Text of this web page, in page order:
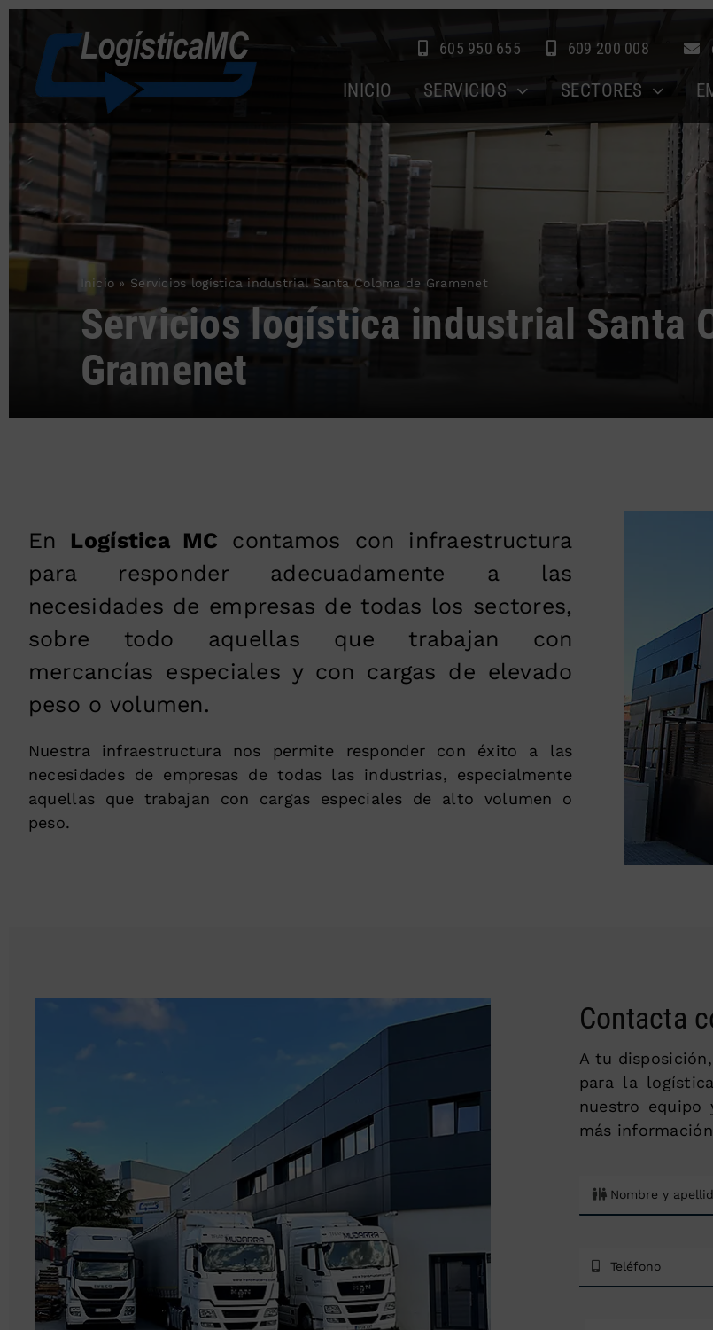
Saltar
contenido
605 950 655 609 200 008
INICIO SERVICIOS SECTORES
Inicio » Servicios logística industrial Santa Coloma de Gramenet
Servicios logística industrial Santa
Gramenet
En Logística MC contamos con infraestructura
para responder adecuadamente a las
necesidades de empresas de todas los sectores,
sobre todo aquellas que trabajan con
mercancías especiales y con cargas de elevado
peso o volumen.
Nuestra infraestructura nos permite responder con éxito a las
necesidades de empresas de todas las industrias, especialmente
aquellas que trabajan con cargas especiales de alto volumen o
peso.
Contacta
A tu disposición,
para la
nuestro equipo
más